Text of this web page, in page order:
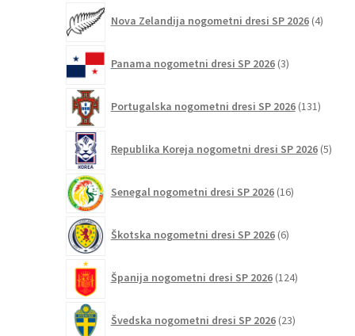
Nova Zelandija nogometni dresi SP 2026 4izdelki
Panama nogometni dresi SP 2026 3izdelki
Portugalska nogometni dresi SP 2026 131
Republika Koreja nogometni dresi SP 2026 5
Senegal nogometni dresi SP 2026 16izdelkov
Škotska nogometni dresi SP 2026 6izdelkov
Španija nogometni dresi SP 2026 124izdelkov
Švedska nogometni dresi SP 2026 23izdelkov